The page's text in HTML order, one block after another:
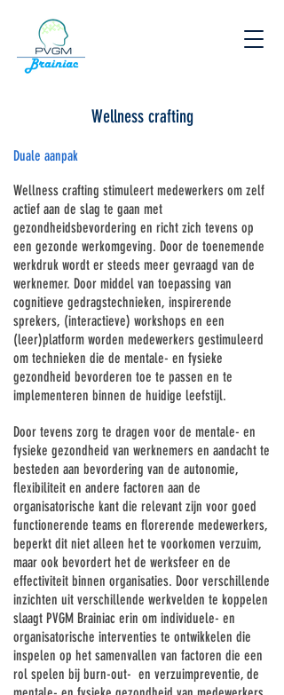
Wellness crafting
Duale aanpak
Wellness crafting stimuleert medewerkers om zelf
actief aan de slag te gaan met
gezondheidsbevordering en richt zich tevens op
een gezonde werkomgeving. Door de toenemende
werkdruk wordt er steeds meer gevraagd van de
werknemer. Door middel van toepassing van
cognitieve gedragstechnieken, inspirerende
sprekers, (interactieve) workshops en een
(leer)platform worden medewerkers gestimuleerd
om technieken die de mentale- en fysieke
gezondheid bevorderen toe te passen en te
implementeren binnen de huidige leefstijl.
Door tevens zorg te dragen voor de mentale- en
fysieke gezondheid van werknemers en aandacht te
besteden aan bevordering van de autonomie,
flexibiliteit en andere factoren aan de
organisatorische kant die relevant zijn voor goed
functionerende teams en florerende medewerkers,
beperkt dit niet alleen het te voorkomen verzuim,
maar ook bevordert het de werksfeer en de
effectiviteit binnen organisaties. Door verschillende
inzichten uit verschillende werkvelden te koppelen
slaagt PVGM Brainiac erin om individuele- en
organisatorische interventies te ontwikkelen die
inspelen op het samenvallen van factoren die een
rol spelen bij burn-out- en verzuimpreventie, de